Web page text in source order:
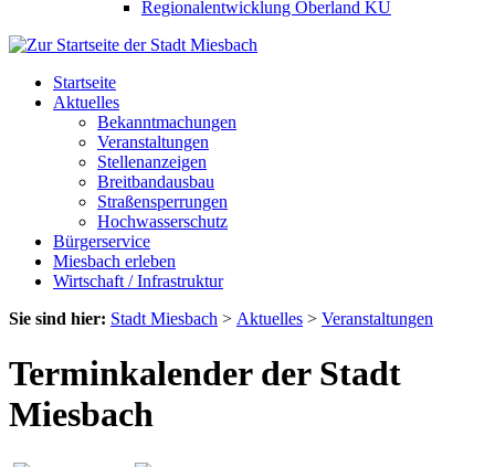
Regionalentwicklung Oberland KU
Startseite
Aktuelles
Bekanntmachungen
Veranstaltungen
Stellenanzeigen
Breitbandausbau
Straßensperrungen
Hochwasserschutz
Bürgerservice
Miesbach erleben
Wirtschaft / Infrastruktur
Sie sind hier: Stadt Miesbach > Aktuelles > Veranstaltungen
Terminkalender der Stadt
Miesbach